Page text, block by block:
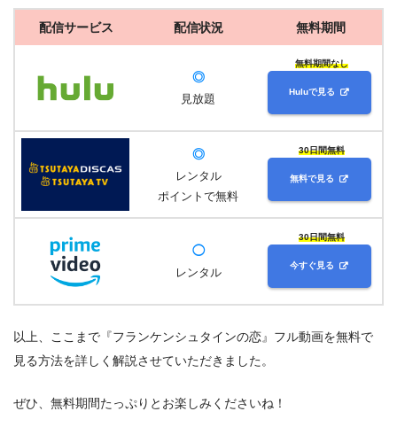
配信サービス 配信状況 無料期間
◎
見放題
無料期間なし
Huluで見る
◎
レンタル
ポイントで無料
30日間無料
無料で見る
◯
レンタル
30日間無料
今すぐ見る
以上、ここまで『フランケンシュタインの恋』フル動画を無料で
見る方法を詳しく解説させていただきました。
ぜひ、無料期間たっぷりとお楽しみくださいね！